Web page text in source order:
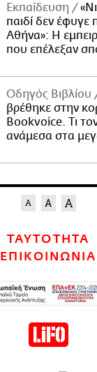
Εκπαίδευση
παιδί δεν έφυγε
Αθήνα»: Η
που επέλεξαν
Οδηγός Βιβλίου
βρέθηκε στην
Bookvoice. Τι
ανάμεσα στα
ΤΑΥΤΟΤΗΤΑ
ΕΠΙΚΟΙΝΩΝΙΑ